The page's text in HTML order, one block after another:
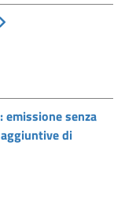
emissione senza
di